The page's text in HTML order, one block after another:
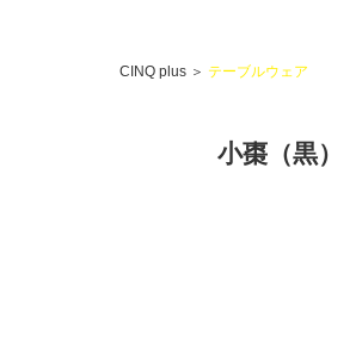
CINQ plus ＞ テーブルウェア
小棗（黒）